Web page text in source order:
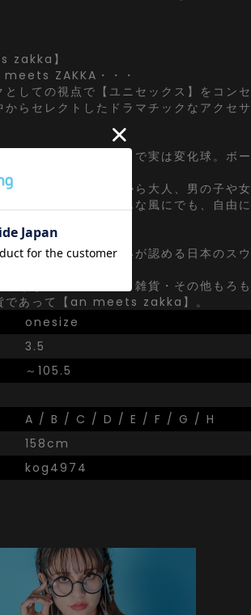
zakka】
ZAKKA・・・
としての視点で【ユニセックス】をコンセ
からセレクトしたドラマチックなアクセサ
愛らしい。直球なようで実は変化球。ボー
ダーレス・・・
ものを大前提に子供から大人、男の子や女
え合えば誰でも、どんな風にでも、自由に
て飽きのこない』世界が認める日本のスウ
ような小物・アクセ・雑貨・その他もろも
であって【an meets zakka】。
onesize
3.5
～105.5
A / B / C / D / E / F / G / H
158cm
kog4974